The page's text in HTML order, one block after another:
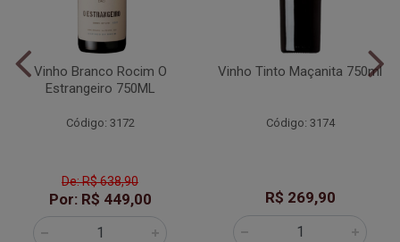
Vinho Branco Rocim O
Estrangeiro 750ML
Código: 3172
De: R$ 638,90
Por: R$ 449,00
Vinho Tinto Maçanita 750ml
Código: 3174
R$ 269,90